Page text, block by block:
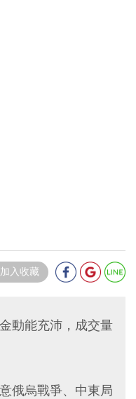
加入收藏
動能充沛，成交量
俄烏戰爭、中東局